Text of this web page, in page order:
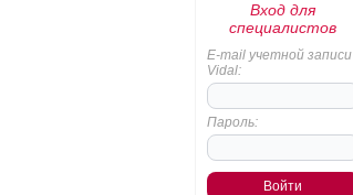
Вход для
специалистов
E-mail учетной записи
Vidal:
Пароль: